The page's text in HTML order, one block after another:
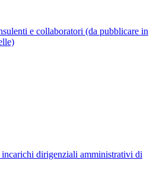
e collaboratori (da pubblicare in
dirigenziali amministrativi di